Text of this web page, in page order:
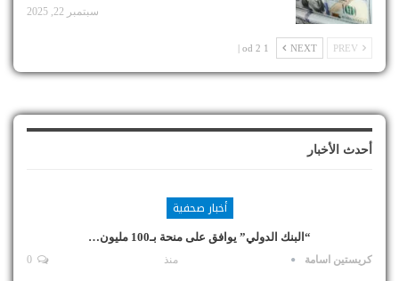
سبتمبر 22, 2025
NEXT
1 od 2 |
أحدث الأخبار
أخبار صحفية
“البنك الدولي” يوافق على منحة بـ100 مليون…
كريستين اسامة منذ